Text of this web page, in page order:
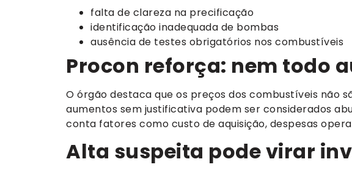
falta de clareza na precificação
identificação inadequada de bombas
ausência de testes obrigatórios nos combustíveis
Procon reforça: nem todo
O órgão destaca que os preços dos combustíveis não
aumentos sem justificativa podem ser considerados
conta fatores como custo de aquisição, despesas
Alta suspeita pode virar